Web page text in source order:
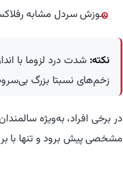
سوزش سردل مشابه
نکته: شدت درد لزوما با
زخم‌های نسبتا بزرگ
مشخصی پیش برود و تنها با